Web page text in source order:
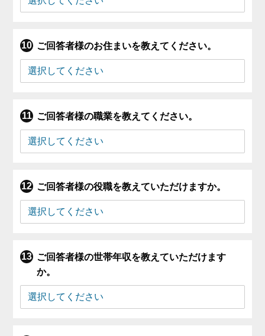
ご回答者様のお住まいを教えてください。
ご回答者様の職業を教えてください。
ご回答者様の役職を教えていただけますか。
ご回答者様の世帯年収を教えていただけます
か。